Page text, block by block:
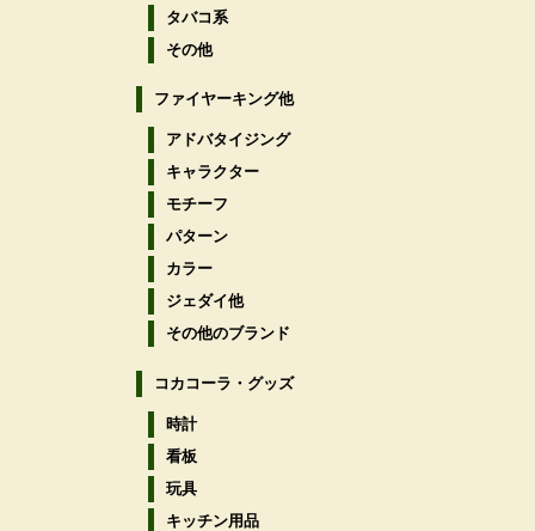
タバコ系
その他
ファイヤーキング他
アドバタイジング
キャラクター
モチーフ
パターン
カラー
ジェダイ他
その他のブランド
コカコーラ・グッズ
時計
看板
玩具
キッチン用品